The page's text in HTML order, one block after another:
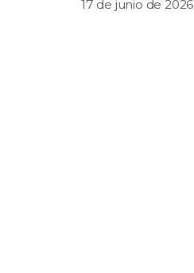
17 de junio de 2026